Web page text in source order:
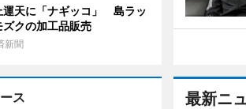
最新ニ
運天に「ナギッコ」 島ラッ
ズクの加工品販売
新聞
ス